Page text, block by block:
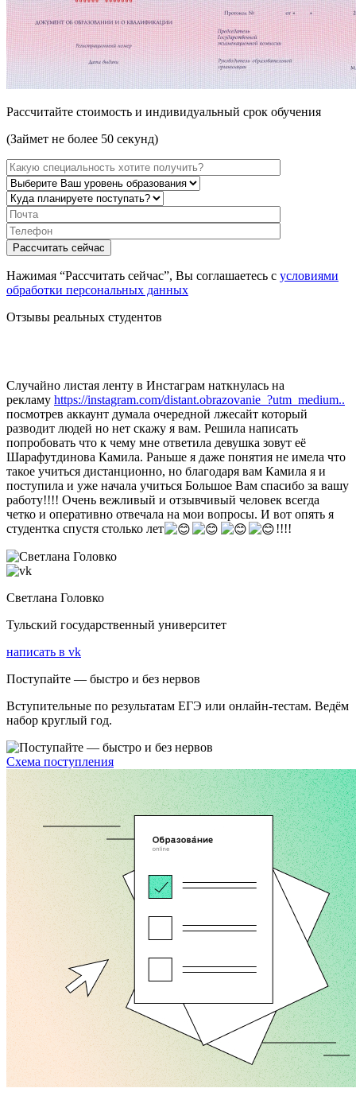
Рассчитайте стоимость и индивидуальный срок обучения
(Займет не более 50 секунд)
Нажимая “Рассчитать сейчас”, Вы соглашаетесь с условиями
обработки персональных данных
Отзывы реальных студентов
Случайно листая ленту в Инстаграм наткнулась на
рекламу https://instagram.com/distant.obrazovanie_?utm_medium..
посмотрев аккаунт думала очередной лжесайт который
разводит людей но нет скажу я вам. Решила написать
попробовать что к чему мне ответила девушка зовут её
Шарафутдинова Камила. Раньше я даже понятия не имела что
такое учиться дистанционно, но благодаря вам Камила я и
поступила и уже начала учиться Большое Вам спасибо за вашу
работу!!!! Очень вежливый и отзывчивый человек всегда
четко и оперативно отвечала на мои вопросы. И вот опять я
студентка спустя столько лет
!!!!
Светлана Головко
Тульский государственный университет
написать в vk
Поступайте — быстро и без нервов
Вступительные по результатам ЕГЭ или онлайн-тестам. Ведём
набор круглый год.
Схема поступления